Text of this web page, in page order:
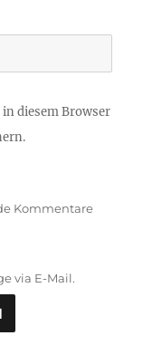
diesem Browser
Kommentare
via E-Mail.